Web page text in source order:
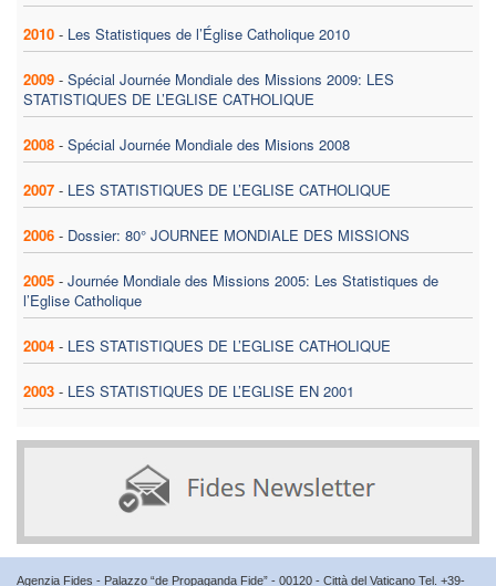
2010 - Les Statistiques de l’Église Catholique 2010
2009 - Spécial Journée Mondiale des Missions 2009: LES
STATISTIQUES DE L’EGLISE CATHOLIQUE
2008 - Spécial Journée Mondiale des Misions 2008
2007 - LES STATISTIQUES DE L’EGLISE CATHOLIQUE
2006 - Dossier: 80° JOURNEE MONDIALE DES MISSIONS
2005 - Journée Mondiale des Missions 2005: Les Statistiques de
l’Eglise Catholique
2004 - LES STATISTIQUES DE L’EGLISE CATHOLIQUE
2003 - LES STATISTIQUES DE L’EGLISE EN 2001
Agenzia Fides - Palazzo “de Propaganda Fide” - 00120 - Città del Vaticano Tel. +39-